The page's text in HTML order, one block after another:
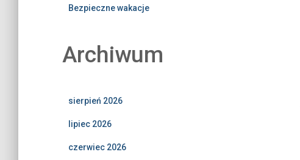
Bezpieczne wakacje
Archiwum
sierpień 2026
lipiec 2026
czerwiec 2026